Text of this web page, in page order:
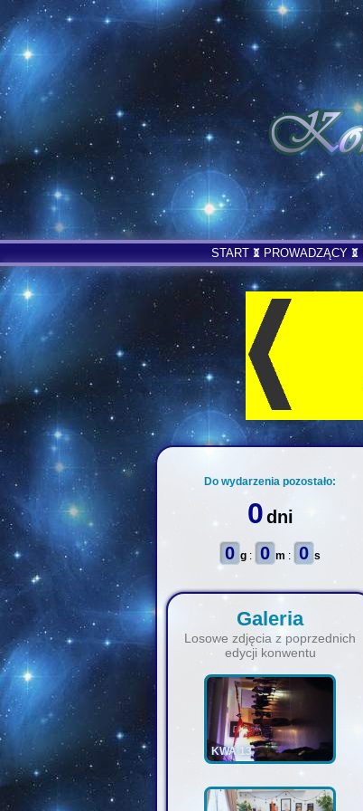
START PROWADZĄCY
Do wydarzenia pozostało:
0dni
0 g : 0 m : 0 s
Galeria
Losowe zdjęcia z poprzednich
edycji konwentu
KWA 13